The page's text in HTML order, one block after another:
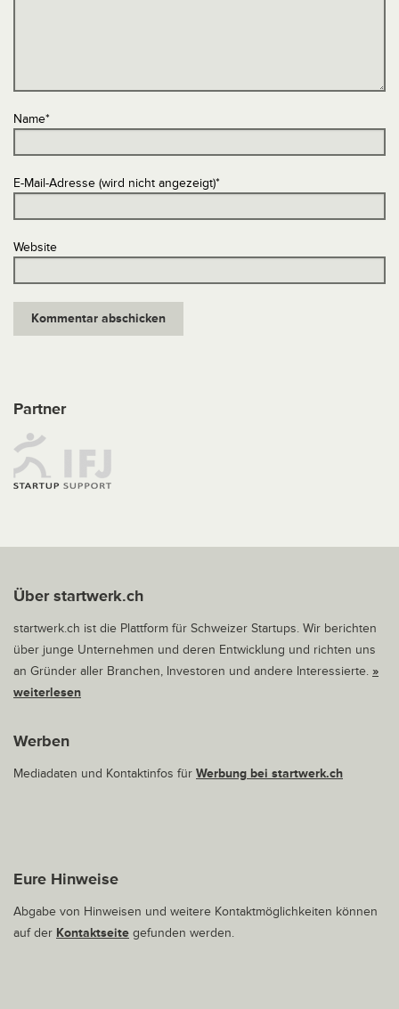
Name*
E-Mail-Adresse (wird nicht angezeigt)*
Website
Partner
Über startwerk.ch
startwerk.ch ist die Plattform für Schweizer Startups. Wir berichten
über junge Unternehmen und deren Entwicklung und richten uns
an Gründer aller Branchen, Investoren und andere Interessierte. »
weiterlesen
Werben
Mediadaten und Kontaktinfos für Werbung bei startwerk.ch
Eure Hinweise
Abgabe von Hinweisen und weitere Kontaktmöglichkeiten können
auf der Kontaktseite gefunden werden.